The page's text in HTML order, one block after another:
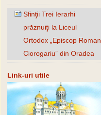
Sfinţii Trei Ierarhi
prăznuiţi la Liceul
Ortodox „Episcop Roman
Ciorogariu” din Oradea
Link-uri utile